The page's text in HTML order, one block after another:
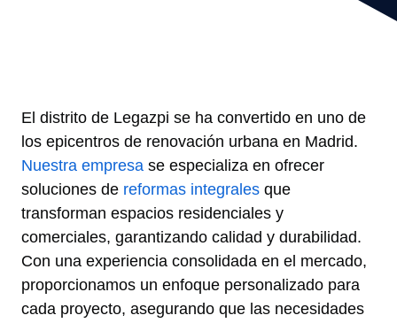
El distrito de Legazpi se ha convertido en uno de
los epicentros de renovación urbana en Madrid.
Nuestra empresa se especializa en ofrecer
soluciones de reformas integrales que
transforman espacios residenciales y
comerciales, garantizando calidad y durabilidad.
Con una experiencia consolidada en el mercado,
proporcionamos un enfoque personalizado para
cada proyecto, asegurando que las necesidades